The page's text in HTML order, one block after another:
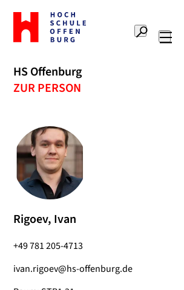
Zur
Startseite
Hochschule
Suche
HS Offenburg
ZUR PERSON
Rigoev, Ivan
+49 781 205-4713
ivan.rigoev@hs-offenburg.de